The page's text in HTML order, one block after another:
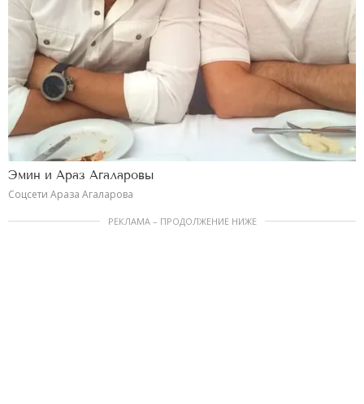
Эмин и Араз Агаларовы
Соцсети Араза Агаларова
РЕКЛАМА – ПРОДОЛЖЕНИЕ НИЖЕ